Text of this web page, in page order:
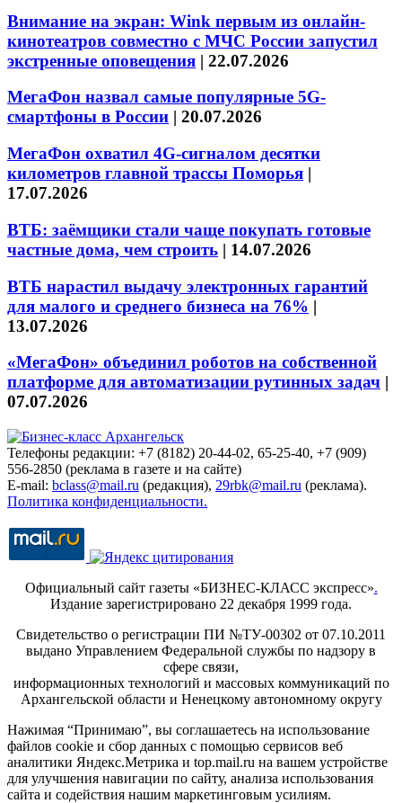
Внимание на экран: Wink первым из онлайн-
кинотеатров совместно с МЧС России запустил
экстренные оповещения | 22.07.2026
МегаФон назвал самые популярные 5G-
смартфоны в России | 20.07.2026
МегаФон охватил 4G-сигналом десятки
километров главной трассы Поморья |
17.07.2026
ВТБ: заёмщики стали чаще покупать готовые
частные дома, чем строить | 14.07.2026
ВТБ нарастил выдачу электронных гарантий
для малого и среднего бизнеса на 76% |
13.07.2026
«МегаФон» объединил роботов на собственной
платформе для автоматизации рутинных задач |
07.07.2026
Телефоны редакции: +7 (8182) 20-44-02, 65-25-40, +7 (909)
556-2850 (реклама в газете и на сайте)
E-mail: bclass@mail.ru (редакция), 29rbk@mail.ru (реклама).
Политика конфиденциальности.
Официальный сайт газеты «БИЗНЕС-КЛАСС экспресс».
Издание зарегистрировано 22 декабря 1999 года.
Свидетельство о регистрации ПИ №ТУ-00302 от 07.10.2011
выдано Управлением Федеральной службы по надзору в
сфере связи,
информационных технологий и массовых коммуникаций по
Архангельской области и Ненецкому автономному округу
Нажимая “Принимаю”, вы соглашаетесь на использование
файлов cookie и сбор данных с помощью сервисов веб
аналитики Яндекс.Метрика и top.mail.ru на вашем устройстве
для улучшения навигации по сайту, анализа использования
сайта и содействия нашим маркетинговым усилиям.